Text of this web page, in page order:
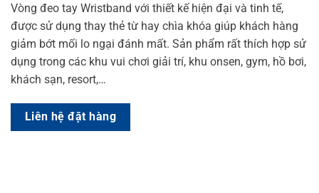
Vòng đeo tay Wristband với thiết kế hiện đại và tinh tế,
được sử dụng thay thẻ từ hay chìa khóa giúp khách hàng
giảm bớt mối lo ngại đánh mất. Sản phẩm rất thích hợp sử
dụng trong các khu vui chơi giải trí, khu onsen, gym, hồ bơi,
khách sạn, resort,…
Liên hệ đặt hàng